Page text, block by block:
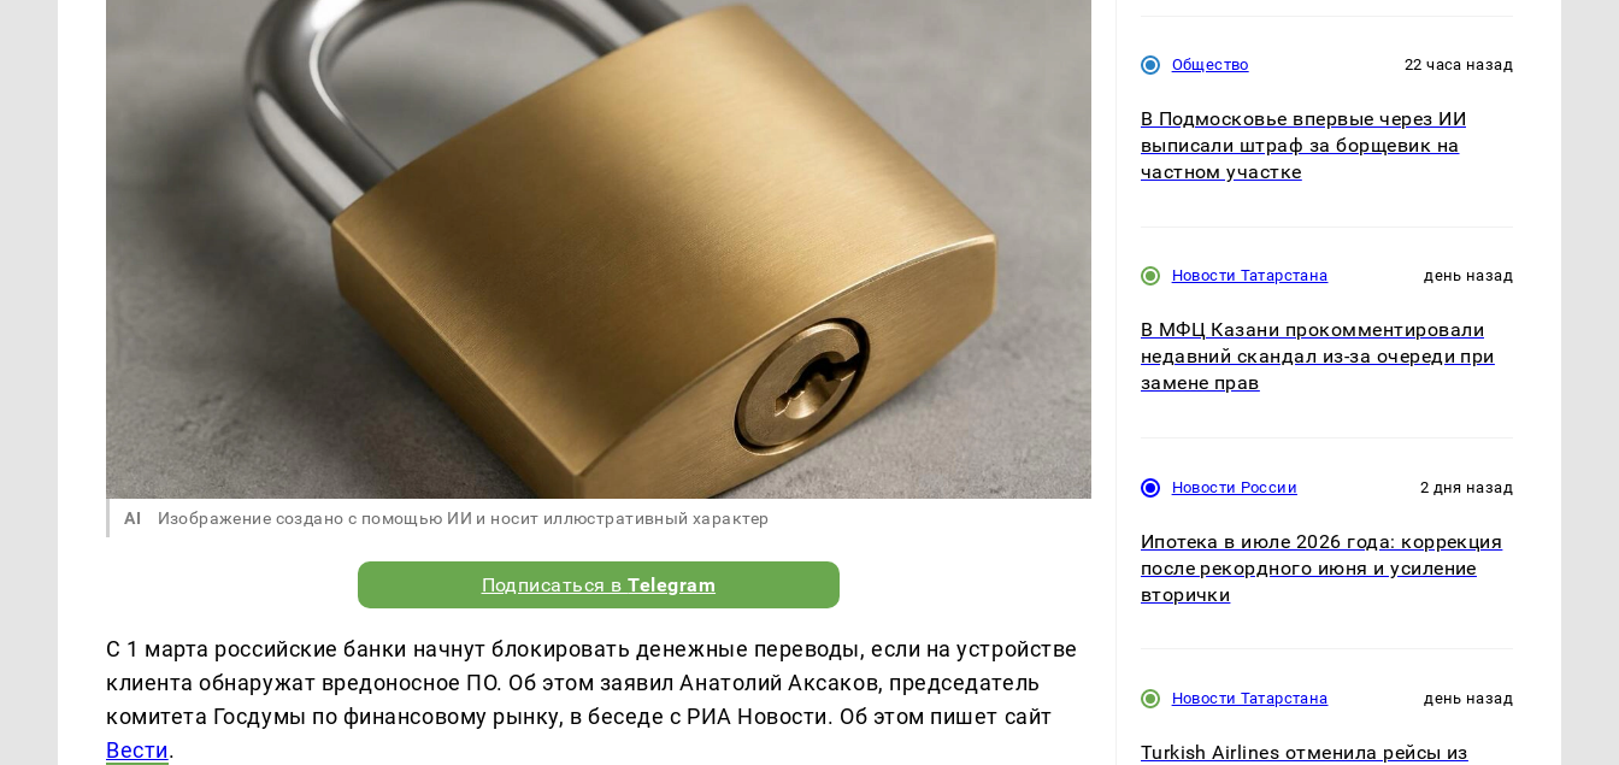
AI Изображение создано с помощью ИИ и носит иллюстративный характер
Подписаться вTelegram
С 1 марта российские банки начнут блокировать денежные переводы, если на устройстве
клиента обнаружат вредоносное ПО. Об этом заявил Анатолий Аксаков, председатель
комитета Госдумы по финансовому рынку, в беседе с РИА Новости. Об этом пишет сайт
Вести.
Общество 22 часа назад
В Подмосковье впервые через ИИ
выписали штраф за борщевик на
частном участке
Новости Татарстана день назад
В МФЦ Казани прокомментировали
недавний скандал из-за очереди при
замене прав
Новости России 2 дня назад
Ипотека в июле 2026 года: коррекция
после рекордного июня и усиление
вторички
Новости Татарстана день назад
Turkish Airlines отменила рейсы из